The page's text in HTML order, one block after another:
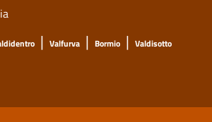
| Valfurva | Bormio | Valdisotto